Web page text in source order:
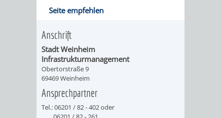
Seite empfehlen
Anschrift
Stadt Weinheim
Infrastrukturmanagement
Obertorstraße 9
69469 Weinheim
Ansprechpartner
Tel.: 06201 / 82 - 402 oder